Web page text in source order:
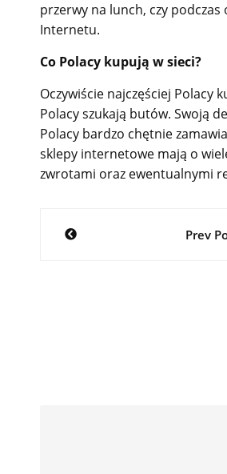
przerwy na lunch, czy
Internetu.
Co Polacy kupują w sieci?
Oczywiście najczęściej Polacy
Polacy szukają butów. Swoją
Polacy bardzo chętnie
sklepy internetowe mają o
zwrotami oraz ewentualnymi
Nawigacja
Prev